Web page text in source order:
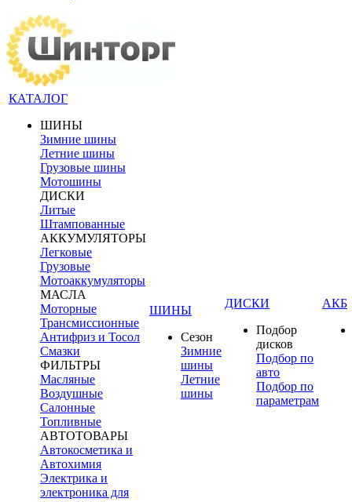
КАТАЛОГ
ШИНЫ
Зимние шины
Летние шины
Грузовые шины
Мотошины
ДИСКИ
Литые
Штампованные
АККУМУЛЯТОРЫ
Легковые
Грузовые
Мотоаккумуляторы
МАСЛА
Моторные
Трансмиссионные
Антифриз и Тосол
Смазки
ФИЛЬТРЫ
Масляные
Воздушные
Салонные
Топливные
АВТОТОВАРЫ
Автокосметика и
Автохимия
Электрика и
электроника для
ШИНЫ
Сезон
Зимние
шины
Летние
шины
ДИСКИ
Подбор
дисков
Подбор по
авто
Подбор по
параметрам
АКБ